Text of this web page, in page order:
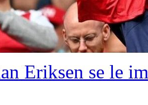
Eriksen se le